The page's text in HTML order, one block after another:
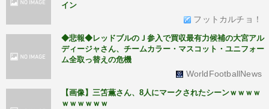
イン
フットカルチョ！
◆悲報◆レッドブルのＪ参入で買収最有力候補の大宮アル
ディージャさん、チームカラー・マスコット・ユニフォー
ム全取っ替えの危機
WorldFootballNews
【画像】三笘薫さん、8人にマークされたシーンｗｗｗｗ
ｗｗｗｗｗｗ